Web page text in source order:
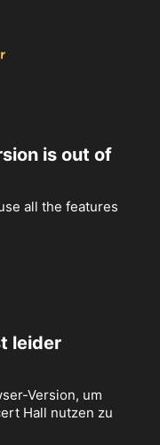
is out of
all the features
leider
Version, um
Hall nutzen zu